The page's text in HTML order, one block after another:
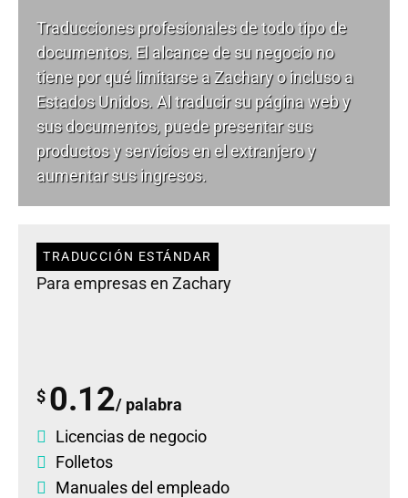
Traducciones profesionales de todo tipo de
documentos. El alcance de su negocio no
tiene por qué limitarse a Zachary o incluso a
Estados Unidos. Al traducir su página web y
sus documentos, puede presentar sus
productos y servicios en el extranjero y
aumentar sus ingresos.
TRADUCCIÓN ESTÁNDAR
Para empresas en Zachary
$ 0.12/ palabra
Licencias de negocio
Folletos
Manuales del empleado